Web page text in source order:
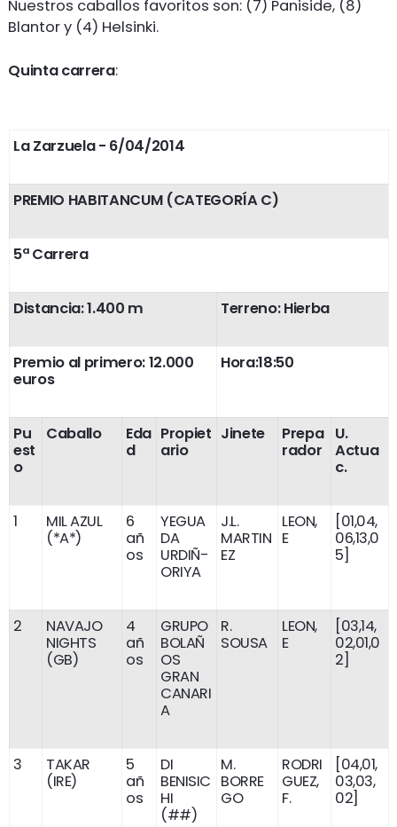
Nuestros caballos favoritos son: (7) Paniside, (8)
Blantor y (4) Helsinki.
Quinta carrera:
La Zarzuela- 6/04/2014
PREMIO HABITANCUM (CATEGORÍA C)
5ª Carrera
Distancia: 1.400 m Terreno: Hierba
Premio al primero: 12.000
euros
Hora:18:50
Pu
est
o
Caballo
Eda
d
Propiet
ario
Jinete
Prepa
rador
U.
Actua
c.
1
MIL AZUL
(*A*)
6
añ
os
YEGUA
DA
URDIÑ-
ORIYA
J.L.
MARTIN
EZ
LEON,
E
[01,04,
06,13,0
5]
2
NAVAJO
NIGHTS
(GB)
4
añ
os
GRUPO
BOLAÑ
OS
GRAN
CANARI
A
R.
SOUSA
LEON,
E
[03,14,
02,01,0
2]
3
TAKAR
(IRE)
5
añ
os
DI
BENISIC
HI
(##)
M.
BORRE
GO
RODRI
GUEZ,
F.
[04,01,
03,03,
02]